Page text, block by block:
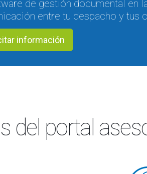
de gestión documental en
entre tu despacho y tus
información
del portal